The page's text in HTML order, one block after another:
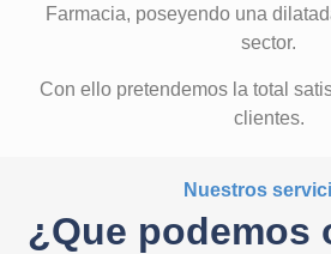
Farmacia, poseyendo una
sector.
Con ello pretendemos la total
clientes.
Nuestros
¿Que podemos